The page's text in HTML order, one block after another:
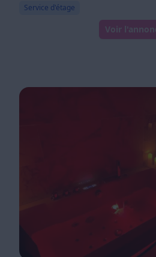
Service d'étage
Voir